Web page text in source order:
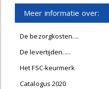
Meer informatie over:
De bezorgkosten....
De levertijden.....
Het FSC-keurmerk
Catalogus 2020